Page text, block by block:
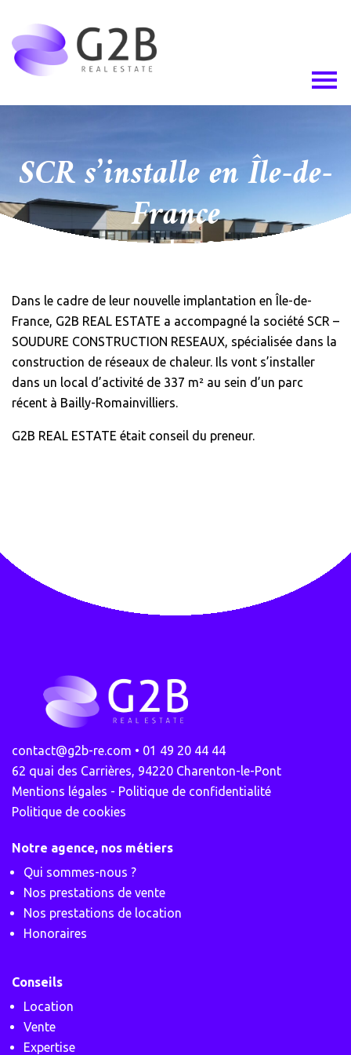
Skip
Notre agence, nos métiers
Actualités
SCR s’installe en Île-de-
France
30 octobre 2023
Dans le cadre de leur nouvelle implantation en Île-de-
France, G2B REAL ESTATE a accompagné la société SCR –
SOUDURE CONSTRUCTION RESEAUX, spécialisée dans la
construction de réseaux de chaleur. Ils vont s’installer
dans un local d’activité de 337 m² au sein d’un parc
récent à Bailly-Romainvilliers.
G2B REAL ESTATE était conseil du preneur.
contact@g2b-re.com • 01 49 20 44 44
62 quai des Carrières, 94220 Charenton-le-Pont
Mentions légales - Politique de confidentialité
Politique de cookies
Notre agence, nos métiers
Qui sommes-nous ?
Nos prestations de vente
Nos prestations de location
Honoraires
Conseils
Location
Vente
Expertise